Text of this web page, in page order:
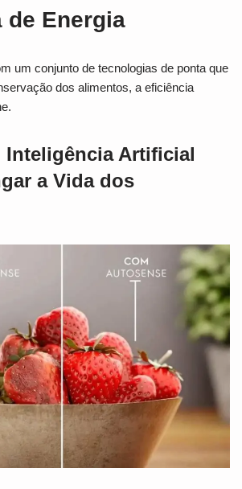
de Energia
um conjunto de tecnologias de ponta que
dos alimentos, a eficiência
Inteligência Artificial
a Vida dos